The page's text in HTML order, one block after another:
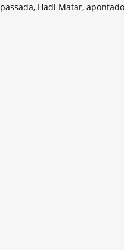
passada, Hadi Matar,